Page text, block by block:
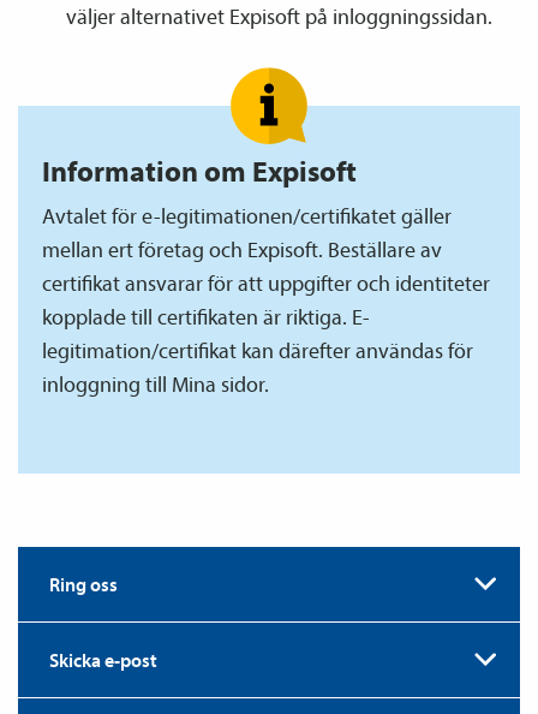
väljer alternativet Expisoft på inloggningssidan.
Information om Expisoft
Avtalet för e-legitimationen/certifikatet gäller
mellan ert företag och Expisoft. Beställare av
certifikat ansvarar för att uppgifter och identiteter
kopplade till certifikaten är riktiga. E-
legitimation/certifikat kan därefter användas för
inloggning till Mina sidor.
Ring oss
Skicka e-post